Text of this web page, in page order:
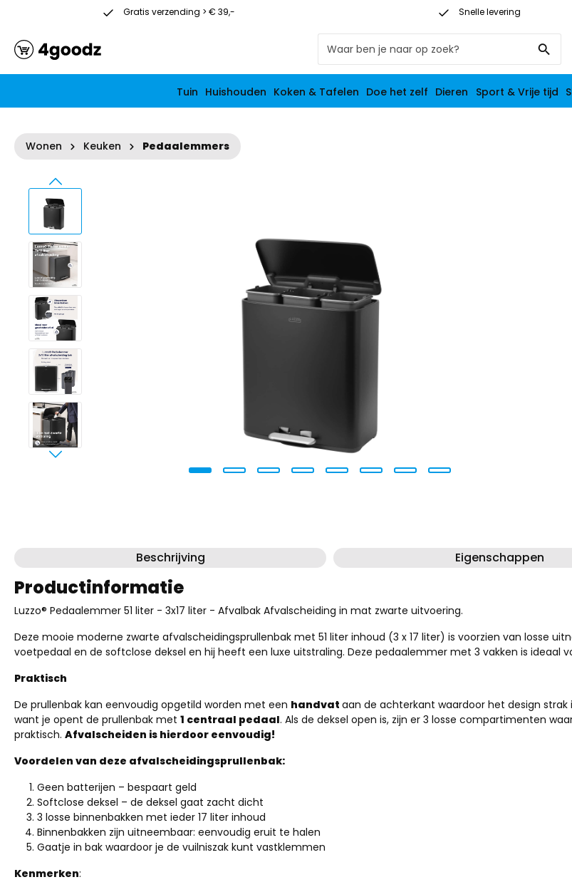
Gratis verzending > € 39,-
Snelle levering
Tuin Huishouden Koken & Tafelen Doe het zelf Dieren Sport & Vrije tijd
Wonen Keuken Pedaalemmers
Beschrijving Eigenschappen
Productinformatie
Luzzo® Pedaalemmer 51 liter - 3x17 liter - Afvalbak Afvalscheiding in mat zwarte uitvoering.
Deze mooie moderne zwarte afvalscheidingsprullenbak met 51 liter inhoud (3 x 17 liter) is voorzien van losse
voetpedaal en de softclose deksel en hij heeft een luxe uitstraling. Deze pedaalemmer met 3 vakken is ideaal
Praktisch
De prullenbak kan eenvoudig opgetild worden met een handvat aan de achterkant waardoor het design
want je opent de prullenbak met 1 centraal pedaal. Als de deksel open is, zijn er 3 losse compartimenten
praktisch. Afvalscheiden is hierdoor eenvoudig!
Voordelen van deze afvalscheidingsprullenbak:
Geen batterijen – bespaart geld
Softclose deksel – de deksel gaat zacht dicht
3 losse binnenbakken met ieder 17 liter inhoud
Binnenbakken zijn uitneembaar: eenvoudig eruit te halen
Gaatje in bak waardoor je de vuilniszak kunt vastklemmen
Kenmerken: